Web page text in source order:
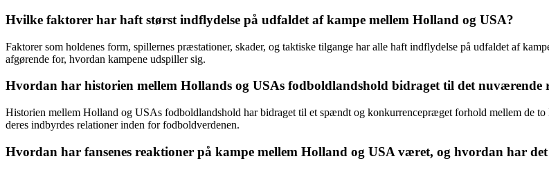
Hvilke faktorer har haft størst indflydelse på udfaldet af kampe mellem Holland og USA?
Faktorer som holdenes form, spillernes præstationer, skader, og taktiske tilgange har alle haft indflydelse på udfaldet af
afgørende for, hvordan kampene udspiller sig.
Hvordan har historien mellem Hollands og USAs fodboldlandshold bidraget til det nuværende
Historien mellem Holland og USAs fodboldlandshold har bidraget til et spændt og konkurrencepræget forhold mellem de to
deres indbyrdes relationer inden for fodboldverdenen.
Hvordan har fansenes reaktioner på kampe mellem Holland og USA været, og hvordan har